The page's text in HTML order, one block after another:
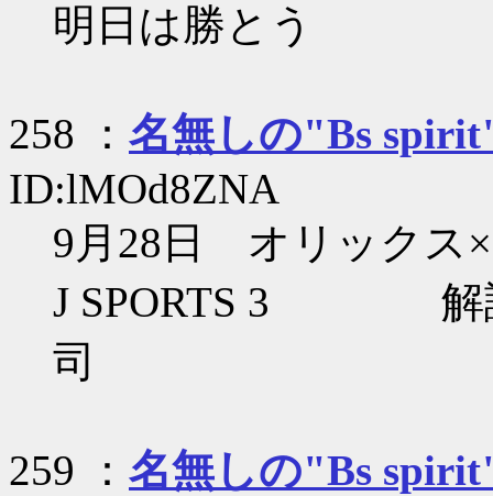
明日は勝とう
258 ： 名無しの"Bs
ID:lMOd8ZNA
9月28日 オリックス
J SPORTS 3 解説
司
259 ： 名無しの"Bs